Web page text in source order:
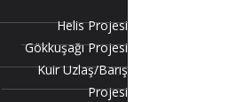
Helis Projesi
Gökkuşağı Projesi
Kuir Uzlaş/Barış
Projesi